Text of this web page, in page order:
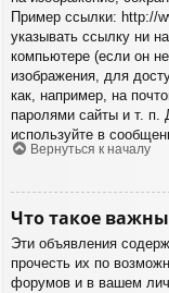
Пример ссылки: http://
указывать ссылку ни
компьютере (если он
изображения, для
как, например, на
паролями сайты и т. п.
используйте в
Вернуться к началу
Что такое
Эти объявления
прочесть их по
форумов и в вашем